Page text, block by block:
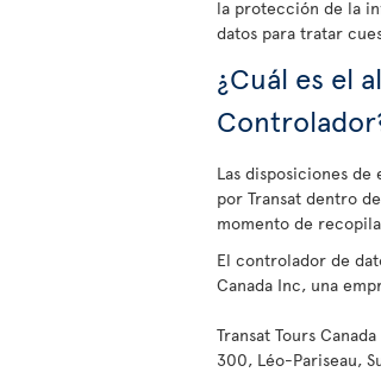
la protección de la
datos para tratar
¿Cuál es el
Las disposiciones
por Transat dentro
momento de
El controlador de
Canada Inc, una
Transat Tours
300, Léo-Pariseau,